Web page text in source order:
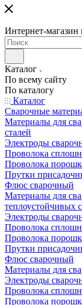
Интернет-магазин
Каталог
По всему сайту
По каталогу
Каталог
Сварочные
Материалы для
сталей
Электроды
Проволока
Проволока
Прутки
Флюс сварочный
Материалы для
теплоустойчивых
Электроды
Проволока
Проволока
Прутки
Флюс сварочный
Материалы для
Электроды
Проволока
Проволока